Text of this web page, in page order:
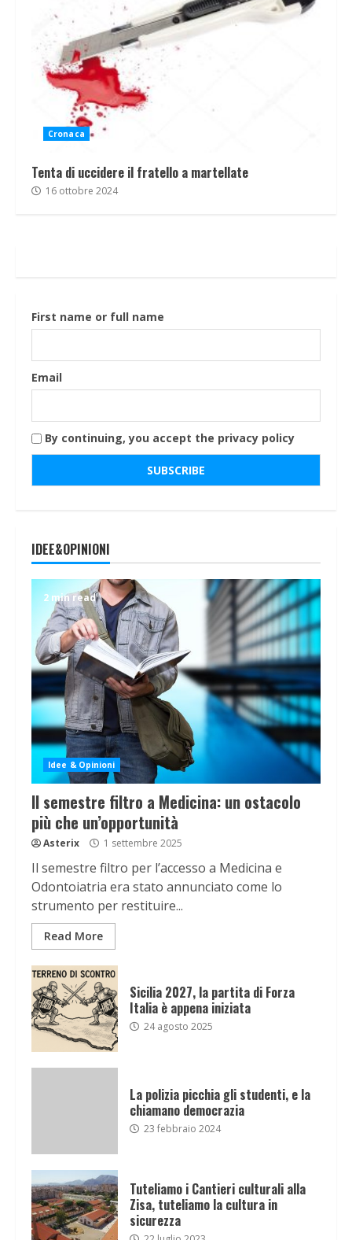
Cronaca
Tenta di uccidere il fratello a martellate
16 ottobre 2024
First name or full name
Email
By continuing, you accept the privacy policy
IDEE&OPINIONI
2 min read
Idee & Opinioni
Il semestre filtro a Medicina: un ostacolo
più che un’opportunità
Asterix 1 settembre 2025
Il semestre filtro per l’accesso a Medicina e
Odontoiatria era stato annunciato come lo
strumento per restituire...
Read More
Sicilia 2027, la partita di Forza
Italia è appena iniziata
24 agosto 2025
La polizia picchia gli studenti, e la
chiamano democrazia
23 febbraio 2024
Tuteliamo i Cantieri culturali alla
Zisa, tuteliamo la cultura in
sicurezza